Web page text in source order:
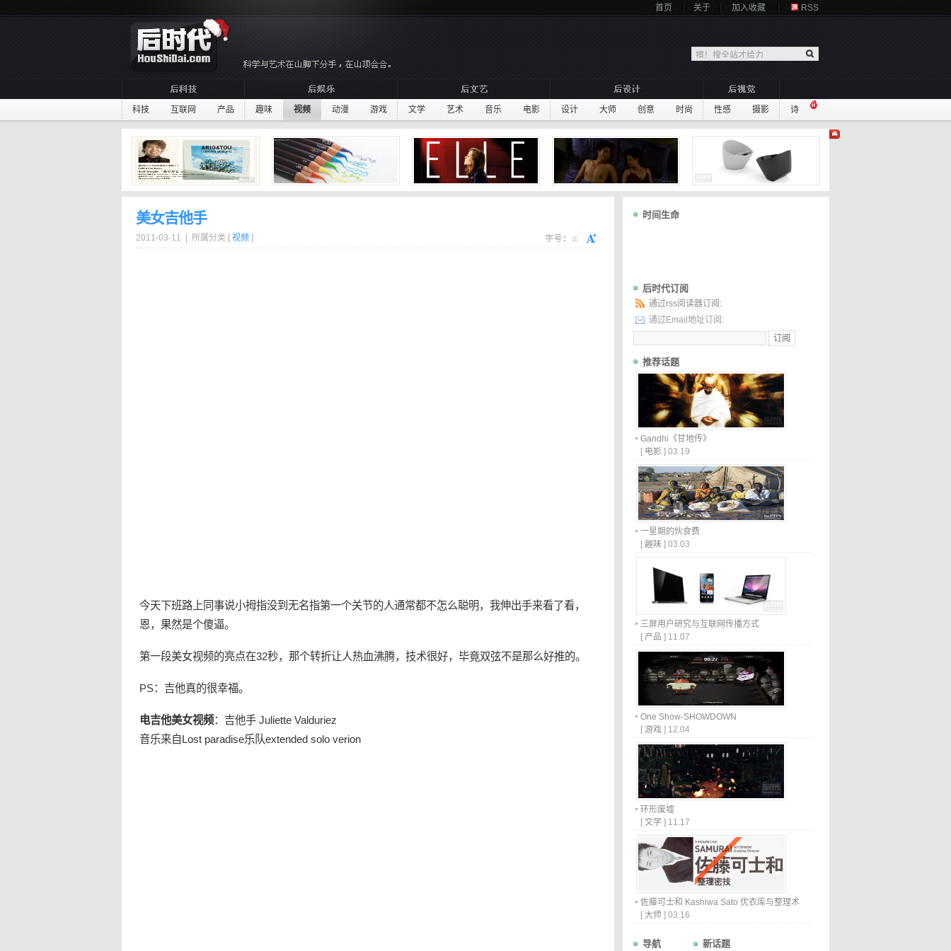
首页 关于 加入收藏 RSS
科技 互联网 产品 趣味 视频 动漫 游戏 文学 艺术 音乐 电影 设计 大师 创意 时尚 性感 摄影 诗
美女吉他手
2011-03-11 | 所属分类 [ 视频 ]
今天下班路上同事说小拇指没到无名指第一个关节的人通常都不怎么聪明，我伸出手来看了看，
恩，果然是个傻逼。
第一段美女视频的亮点在32秒，那个转折让人热血沸腾，技术很好，毕竟双弦不是那么好推的。
PS：吉他真的很幸福。
电吉他美女视频：吉他手 Juliette Valduriez
音乐来自Lost paradise乐队extended solo verion
时间生命
后时代订阅
通过rss阅读器订阅:
通过Email地址订阅:
推荐话题
Gandhi《甘地传》
[ 电影 ] 03.19
一星期的伙食费
[ 趣味 ] 03.03
三屏用户研究与互联网传播方式
[ 产品 ] 11.07
One Show-SHOWDOWN
[ 游戏 ] 12.04
环形废墟
[ 文学 ] 11.17
佐藤可士和 Kashiwa Sato 优衣库与整理术
[ 大师 ] 03.16
导航 新话题